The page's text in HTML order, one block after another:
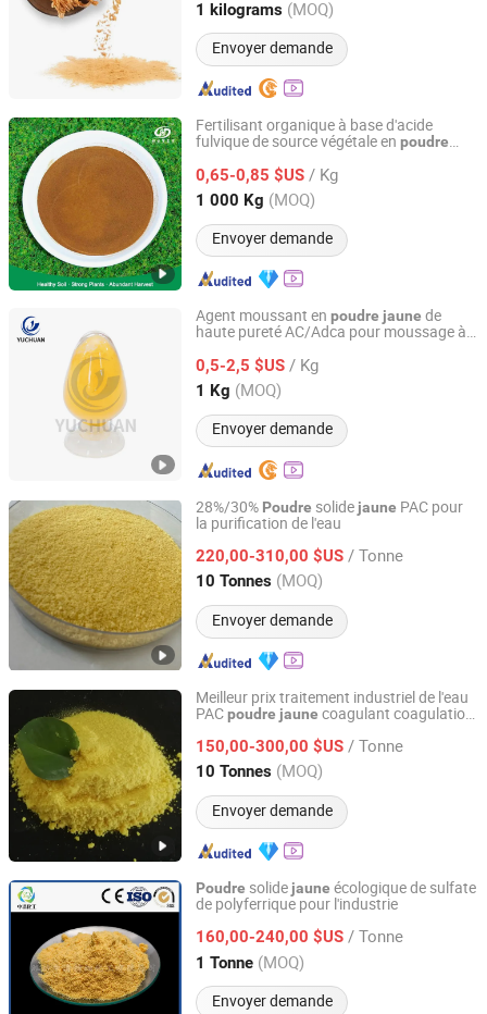
1 kilograms (MOQ)
Envoyer demande
Fujian, China Depuis 2024
Fertilisant organique à base d'acide
fulvique de source végétale en poudre
0,65-0,85 $US / Kg
1 000 Kg (MOQ)
Envoyer demande
Guangxi Rishengchang Supply Chain Management Co.,
Ltd.
Guangxi, China
Agent moussant en poudre jaune de
haute pureté AC/Adca pour moussage à
0,5-2,5 $US / Kg
1 Kg (MOQ)
Envoyer demande
Hubei Yuchuan New Materials Technology Co., Ltd.
Hubei, China Depuis 2022
28%/30% Poudre solide jaune PAC pour
la purification de l'eau
220,00-310,00 $US / Tonne
10 Tonnes (MOQ)
Envoyer demande
Shandong Xuke Chemical Technology Co., Ltd
Shandong, China Depuis 2023
Meilleur prix traitement industriel de l'eau
PACpoudre jaune coagulant coagulation
150,00-300,00 $US / Tonne
10 Tonnes (MOQ)
Envoyer demande
Hebei Jietou Chemical Technology Co., Ltd.
Hebei, China Depuis 2023
Poudre solide jaune écologique de sulfate
de polyferrique pour l'industrie
160,00-240,00 $US / Tonne
1 Tonne (MOQ)
Envoyer demande
Weifang Zhongqing Fine Chemical Co., Ltd.
Shandong, China Depuis 2016